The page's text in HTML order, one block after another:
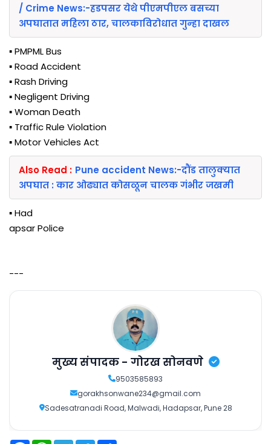
/ Crime News:-हडपसर येथे पीएमपीएल बसच्या
अपघातात महिला ठार, चालकाविरोधात गुन्हा दाखल
▪️ PMPML Bus
▪️ Road Accident
▪️ Rash Driving
▪️ Negligent Driving
▪️ Woman Death
▪️ Traffic Rule Violation
▪️ Motor Vehicles Act
Also Read : Pune accident News:-दौंड तालुक्यात
अपघात : कार ओढ्यात कोसळून चालक गंभीर जखमी
▪️ Had
apsar Police
---
मुख्य संपादक - गोरख सोनवणे
9503585893
gorakhsonwane234@gmail.com
Sadesatranadi Road, Malwadi, Hadapsar, Pune 28